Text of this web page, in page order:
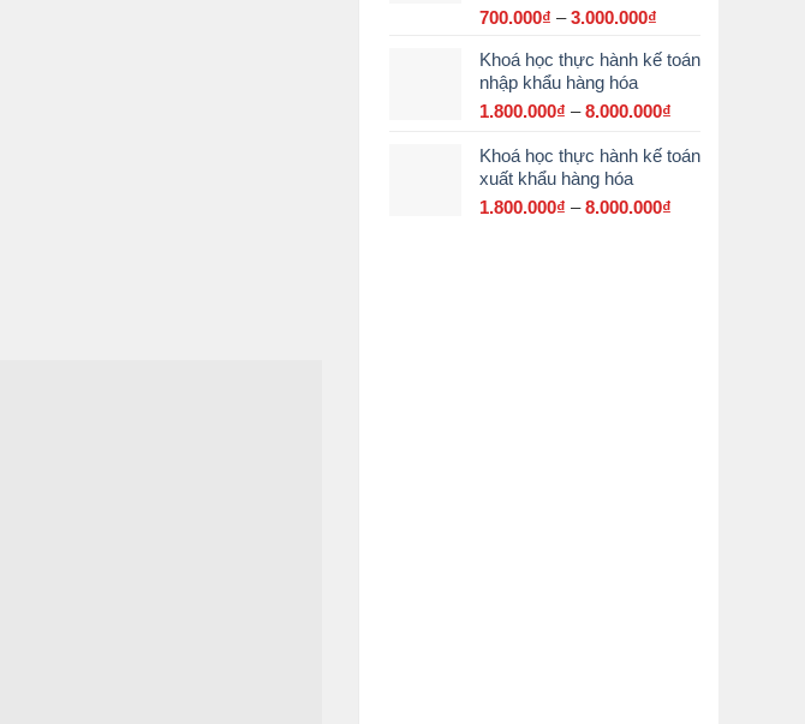
700.000₫ – 3.000.000₫
từ
đến
Khoá học thực hành kế toán
nhập khẩu hàng hóa
1.800.000₫ – 8.000.000₫
từ
Khoá học thực hành kế toán
xuất khẩu hàng hóa
1.800.000₫ – 8.000.000₫